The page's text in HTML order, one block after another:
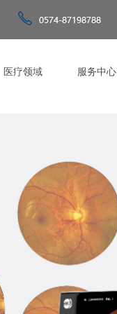
医疗领域 服务中心